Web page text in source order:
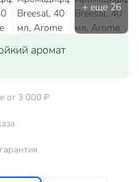
аромат
от 3 000 ₽